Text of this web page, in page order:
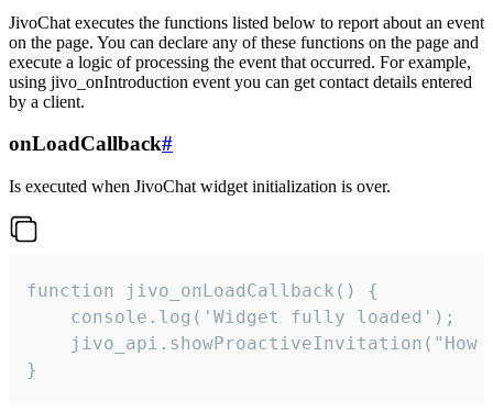
JivoChat executes the functions listed below to report about an event
on the page. You can declare any of these functions on the page and
execute a logic of processing the event that occurred. For example,
using jivo_onIntroduction event you can get contact details entered
by a client.
onLoadCallback#
Is executed when JivoChat widget initialization is over.
function jivo_onLoadCallback() {
    console.log('Widget fully loaded');
jivo_api.showProactiveInvitation("How
}